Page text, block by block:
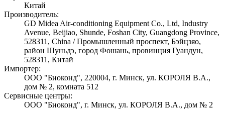
Китай
Производитель:
GD Midea Air-conditioning Equipment Co., Ltd, Industry
Avenue, Beijiao, Shunde, Foshan City, Guangdong Province,
528311, China / Промышленный проспект, Бэйцзяо,
район Шуньдэ, город Фошань, провинция Гуандун,
528311, Китай
Импортер:
ООО "Биоконд", 220004, г. Минск, ул. КОРОЛЯ В.А.,
дом № 2, комната 512
Сервисные центры:
ООО "Биоконд", г. Минск, ул. КОРОЛЯ В.А., дом № 2